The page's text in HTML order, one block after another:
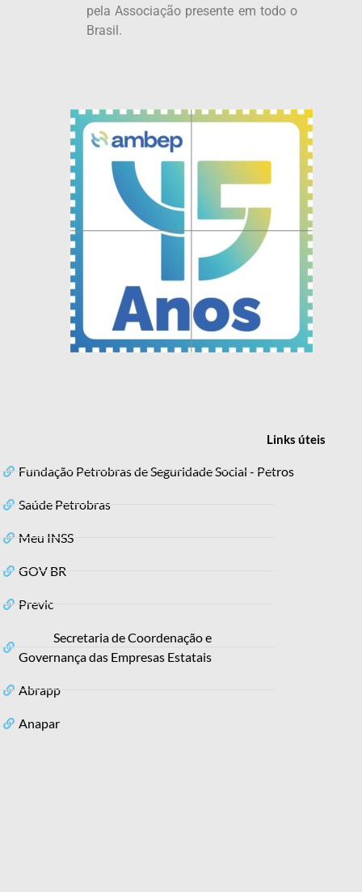
pela Associação presente em todo o
Brasil.
Linksúteis
Fundação Petrobras de Seguridade Social - Petros
Saúde Petrobras
Meu INSS
GOV BR
Previc
Secretaria de Coordenação e
Governança das Empresas Estatais
Abrapp
Anapar